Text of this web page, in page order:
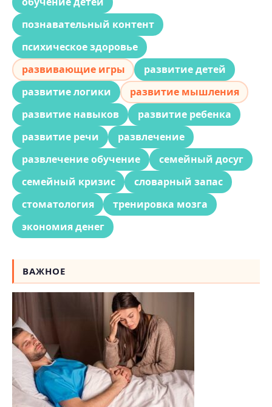
познавательный контент
психическое здоровье
развивающие игры
развитие детей
развитие логики
развитие мышления
развитие навыков
развитие ребенка
развитие речи
развлечение
развлечение обучение
семейный досуг
семейный кризис
словарный запас
стоматология
тренировка мозга
экономия денег
ВАЖНОЕ